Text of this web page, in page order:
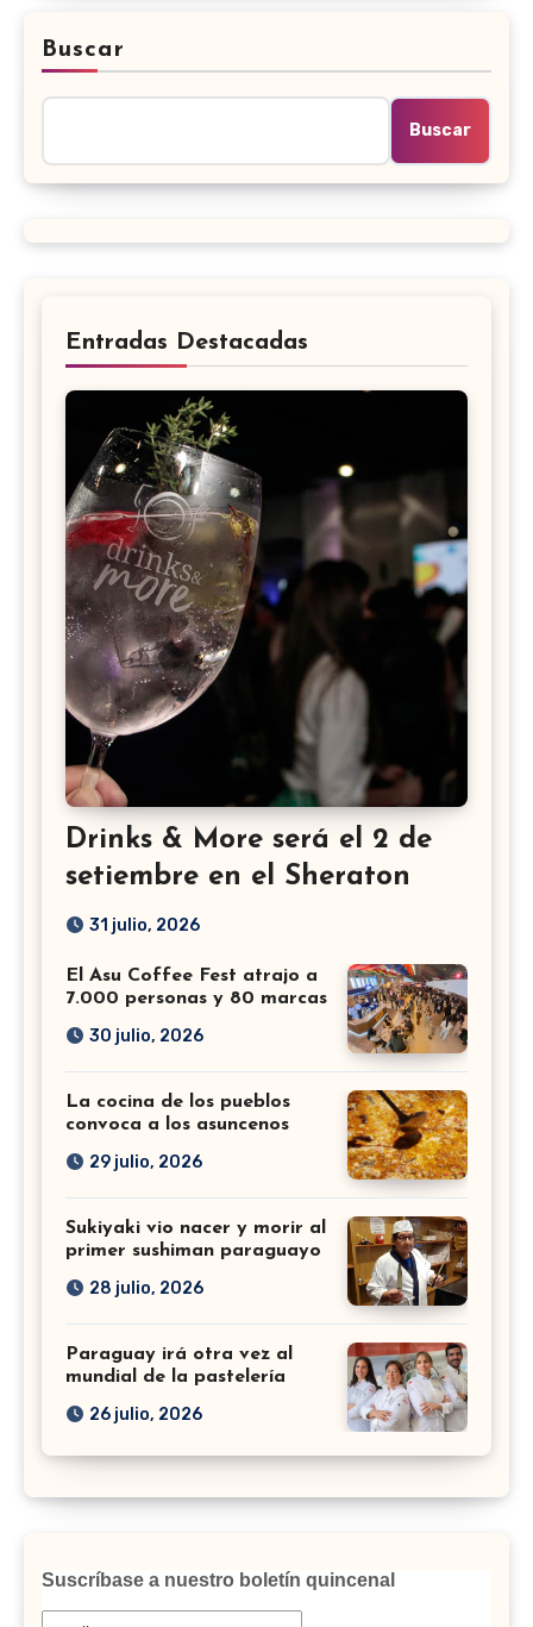
Buscar
Buscar
Entradas Destacadas
Drinks & More será el 2 de
setiembre en el Sheraton
31 julio, 2026
El Asu Coffee Fest atrajo a
7.000 personas y 80 marcas
30 julio, 2026
La cocina de los pueblos
convoca a los asuncenos
29 julio, 2026
Sukiyaki vio nacer y morir al
primer sushiman paraguayo
28 julio, 2026
Paraguay irá otra vez al
mundial de la pastelería
26 julio, 2026
Suscríbase a nuestro boletín quincenal